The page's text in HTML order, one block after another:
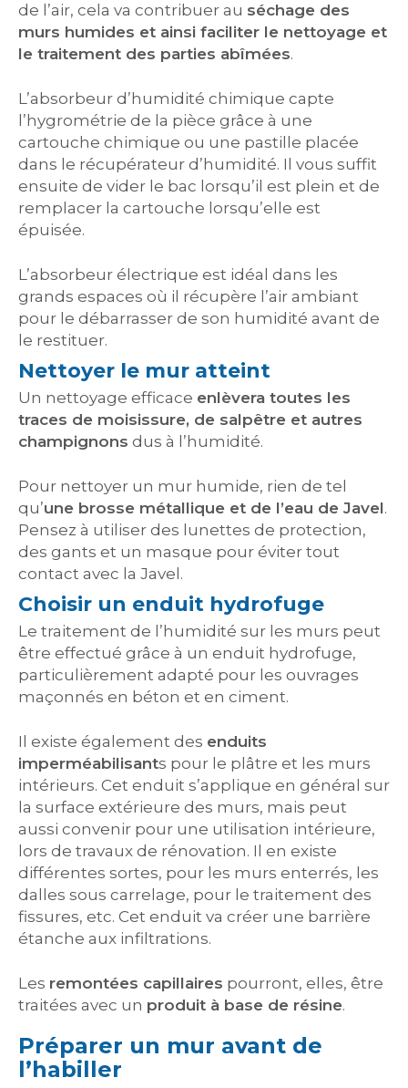
de l’air, cela va contribuer au séchage des
murs humides et ainsi faciliter le nettoyage et
le traitement des parties abîmées.
L’absorbeur d’humidité chimique capte
l’hygrométrie de la pièce grâce à une
cartouche chimique ou une pastille placée
dans le récupérateur d’humidité. Il vous suffit
ensuite de vider le bac lorsqu’il est plein et de
remplacer la cartouche lorsqu’elle est
épuisée.
L’absorbeur électrique est idéal dans les
grands espaces où il récupère l’air ambiant
pour le débarrasser de son humidité avant de
le restituer.
Nettoyer le mur atteint
Un nettoyage efficace enlèvera toutes les
traces de moisissure, de salpêtre et autres
champignons dus à l’humidité.
Pour nettoyer un mur humide, rien de tel
qu’une brosse métallique et de l’eau de Javel.
Pensez à utiliser des lunettes de protection,
des gants et un masque pour éviter tout
contact avec la Javel.
Choisir un enduit hydrofuge
Le traitement de l’humidité sur les murs peut
être effectué grâce à un enduit hydrofuge,
particulièrement adapté pour les ouvrages
maçonnés en béton et en ciment.
Il existe également des enduits
imperméabilisants pour le plâtre et les murs
intérieurs. Cet enduit s’applique en général sur
la surface extérieure des murs, mais peut
aussi convenir pour une utilisation intérieure,
lors de travaux de rénovation. Il en existe
différentes sortes, pour les murs enterrés, les
dalles sous carrelage, pour le traitement des
fissures, etc. Cet enduit va créer une barrière
étanche aux infiltrations.
Les remontées capillaires pourront, elles, être
traitées avec un produit à base de résine.
Préparer un mur avant de
l’habiller